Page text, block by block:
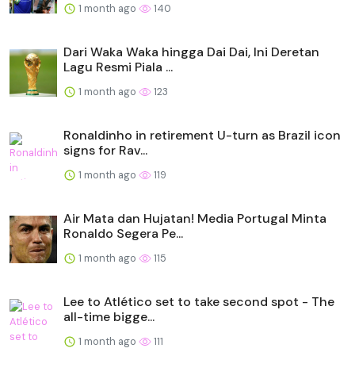
1 month ago 140
Dari Waka Waka hingga Dai Dai, Ini Deretan
Lagu Resmi Piala ...
1 month ago 123
Ronaldinho in retirement U-turn as Brazil icon
signs for Rav...
1 month ago 119
Air Mata dan Hujatan! Media Portugal Minta
Ronaldo Segera Pe...
1 month ago 115
Lee to Atlético set to take second spot - The
all-time bigge...
1 month ago 111